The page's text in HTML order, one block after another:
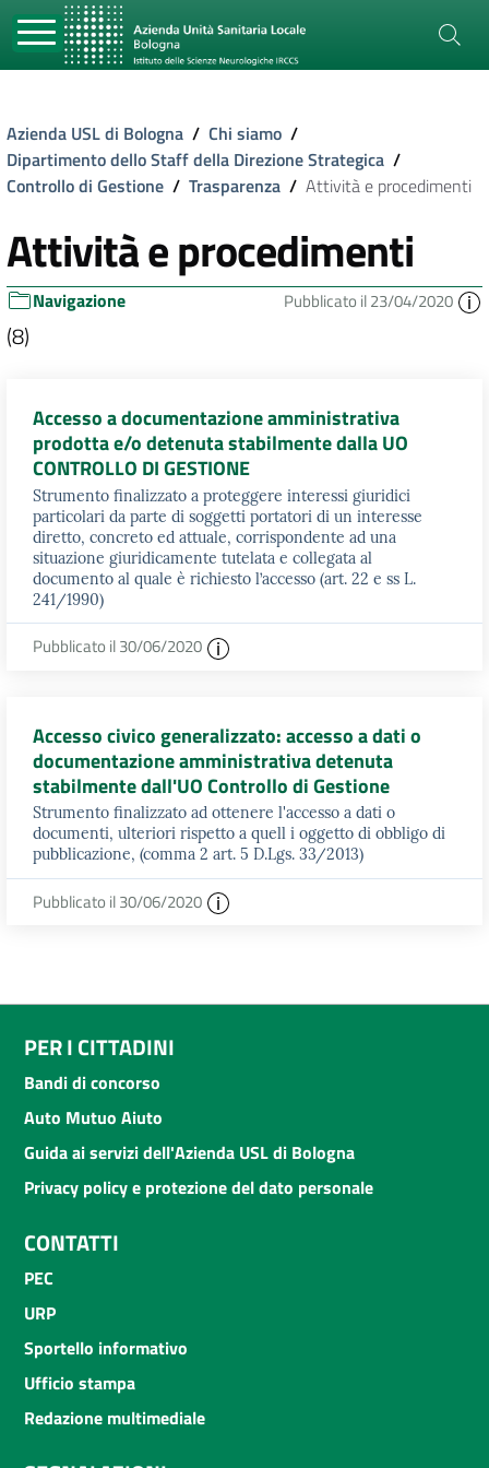
Azienda USL di Bologna / Chi siamo /
Dipartimento dello Staff della Direzione Strategica /
Controllo di Gestione / Trasparenza / Attività e procedimenti
Attività e procedimenti
Navigazione Pubblicato il 23/04/2020
(8)
Accesso a documentazione amministrativa
prodotta e/o detenuta stabilmente dalla UO
CONTROLLO DI GESTIONE
Strumento finalizzato a proteggere interessi giuridici
particolari da parte di soggetti portatori di un interesse
diretto, concreto ed attuale, corrispondente ad una
situazione giuridicamente tutelata e collegata al
documento al quale è richiesto l’accesso (art. 22 e ss L.
241/1990)
Pubblicato il 30/06/2020
Accesso civico generalizzato: accesso a dati o
documentazione amministrativa detenuta
stabilmente dall'UO Controllo di Gestione
Strumento finalizzato ad ottenere l'accesso a dati o
documenti, ulteriori rispetto a quell i oggetto di obbligo di
pubblicazione, (comma 2 art. 5 D.Lgs. 33/2013)
Pubblicato il 30/06/2020
PER I CITTADINI
Bandi di concorso
Auto Mutuo Aiuto
Guida ai servizi dell'Azienda USL di Bologna
Privacy policy e protezione del dato personale
CONTATTI
PEC
URP
Sportello informativo
Ufficio stampa
Redazione multimediale